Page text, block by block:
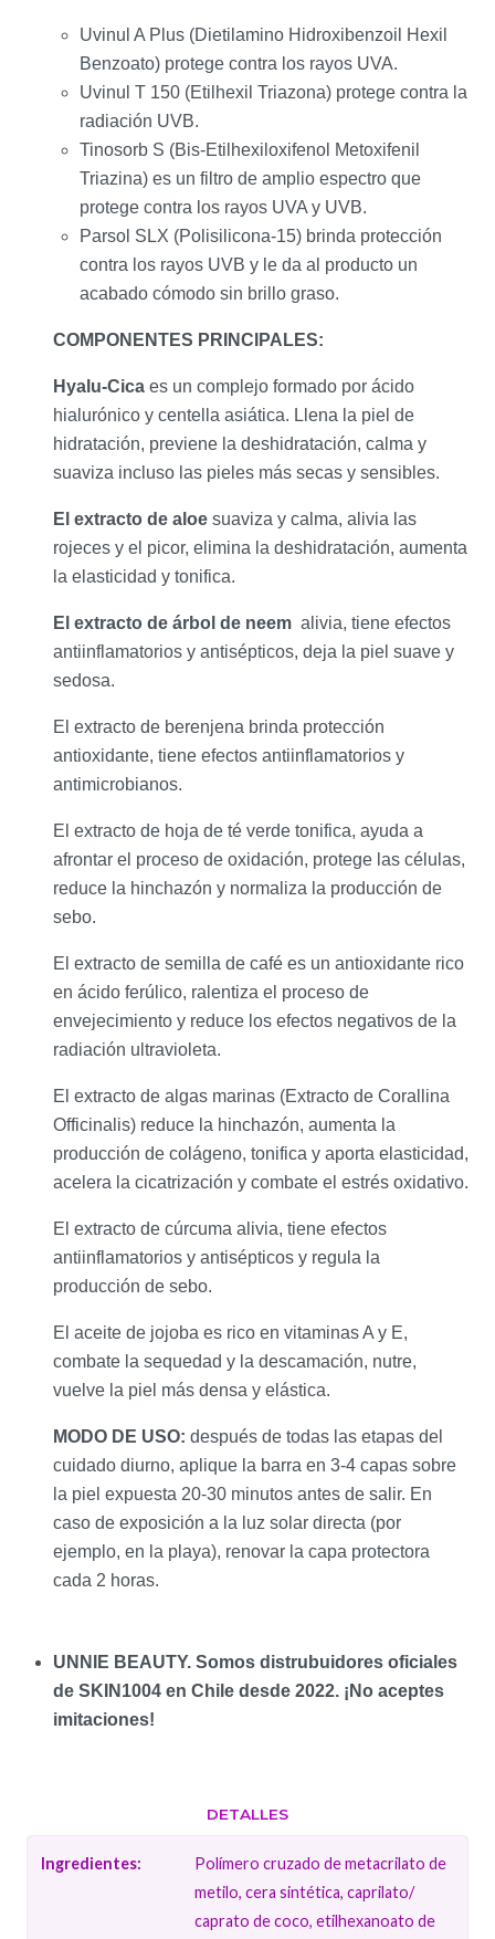
Uvinul A Plus (Dietilamino Hidroxibenzoil Hexil
Benzoato) protege contra los rayos UVA.
Uvinul T 150 (Etilhexil Triazona) protege contra la
radiación UVB.
Tinosorb S (Bis-Etilhexiloxifenol Metoxifenil
Triazina) es un filtro de amplio espectro que
protege contra los rayos UVA y UVB.
Parsol SLX (Polisilicona-15) brinda protección
contra los rayos UVB y le da al producto un
acabado cómodo sin brillo graso.
COMPONENTES PRINCIPALES:
Hyalu-Cica es un complejo formado por ácido
hialurónico y centella asiática. Llena la piel de
hidratación, previene la deshidratación, calma y
suaviza incluso las pieles más secas y sensibles.
El extracto de aloe suaviza y calma, alivia las
rojeces y el picor, elimina la deshidratación, aumenta
la elasticidad y tonifica.
El extracto de árbol de neem alivia, tiene efectos
antiinflamatorios y antisépticos, deja la piel suave y
sedosa.
El extracto de berenjena brinda protección
antioxidante, tiene efectos antiinflamatorios y
antimicrobianos.
El extracto de hoja de té verde tonifica, ayuda a
afrontar el proceso de oxidación, protege las células,
reduce la hinchazón y normaliza la producción de
sebo.
El extracto de semilla de café es un antioxidante rico
en ácido ferúlico, ralentiza el proceso de
envejecimiento y reduce los efectos negativos de la
radiación ultravioleta.
El extracto de algas marinas (Extracto de Corallina
Officinalis) reduce la hinchazón, aumenta la
producción de colágeno, tonifica y aporta elasticidad,
acelera la cicatrización y combate el estrés oxidativo.
El extracto de cúrcuma alivia, tiene efectos
antiinflamatorios y antisépticos y regula la
producción de sebo.
El aceite de jojoba es rico en vitaminas A y E,
combate la sequedad y la descamación, nutre,
vuelve la piel más densa y elástica.
MODO DE USO: después de todas las etapas del
cuidado diurno, aplique la barra en 3-4 capas sobre
la piel expuesta 20-30 minutos antes de salir. En
caso de exposición a la luz solar directa (por
ejemplo, en la playa), renovar la capa protectora
cada 2 horas.
UNNIE BEAUTY. Somos distrubuidores oficiales
de SKIN1004 en Chile desde 2022. ¡No aceptes
imitaciones!
DETALLES
Ingredientes:
Polímero cruzado de metacrilato de
metilo, cera sintética, caprilato/​
caprato de coco, etilhexanoato de